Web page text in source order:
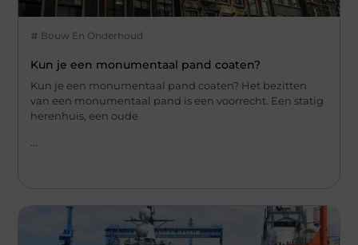
Bouw En Onderhoud
Kun je een monumentaal pand coaten?
Kun je een monumentaal pand coaten? Het bezitten
van een monumentaal pand is een voorrecht. Een statig
herenhuis, een oude
...